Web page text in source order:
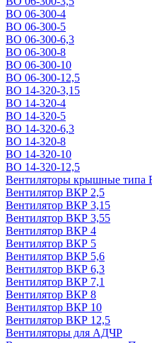
ВО 06-300-4
ВО 06-300-5
ВО 06-300-6,3
ВО 06-300-8
ВО 06-300-10
ВО 06-300-12,5
ВО 14-320-3,15
ВО 14-320-4
ВО 14-320-5
ВО 14-320-6,3
ВО 14-320-8
ВО 14-320-10
ВО 14-320-12,5
Вентиляторы крышные типа
Вентилятор ВКР 2,5
Вентилятор ВКР 3,15
Вентилятор ВКР 3,55
Вентилятор ВКР 4
Вентилятор ВКР 5
Вентилятор ВКР 5,6
Вентилятор ВКР 6,3
Вентилятор ВКР 7,1
Вентилятор ВКР 8
Вентилятор ВКР 10
Вентилятор ВКР 12,5
Вентиляторы для АДЧР